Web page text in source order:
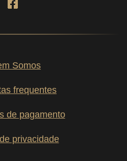
Somos
frequentes
de pagamento
privacidade